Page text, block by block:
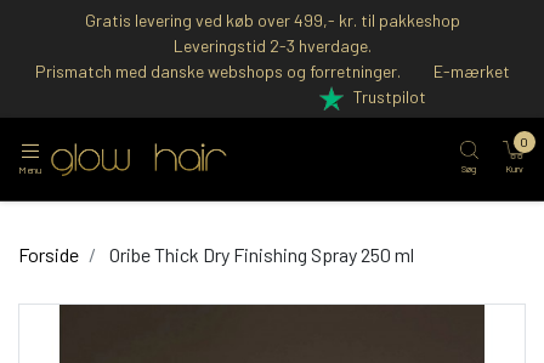
Gratis levering ved køb over 499,- kr. til pakkeshop
Leveringstid 2-3 hverdage.
Prismatch med danske webshops og forretninger.
E-mærket
Trustpilot
Menu Søg Kurv
0
Forside Oribe Thick Dry Finishing Spray 250 ml